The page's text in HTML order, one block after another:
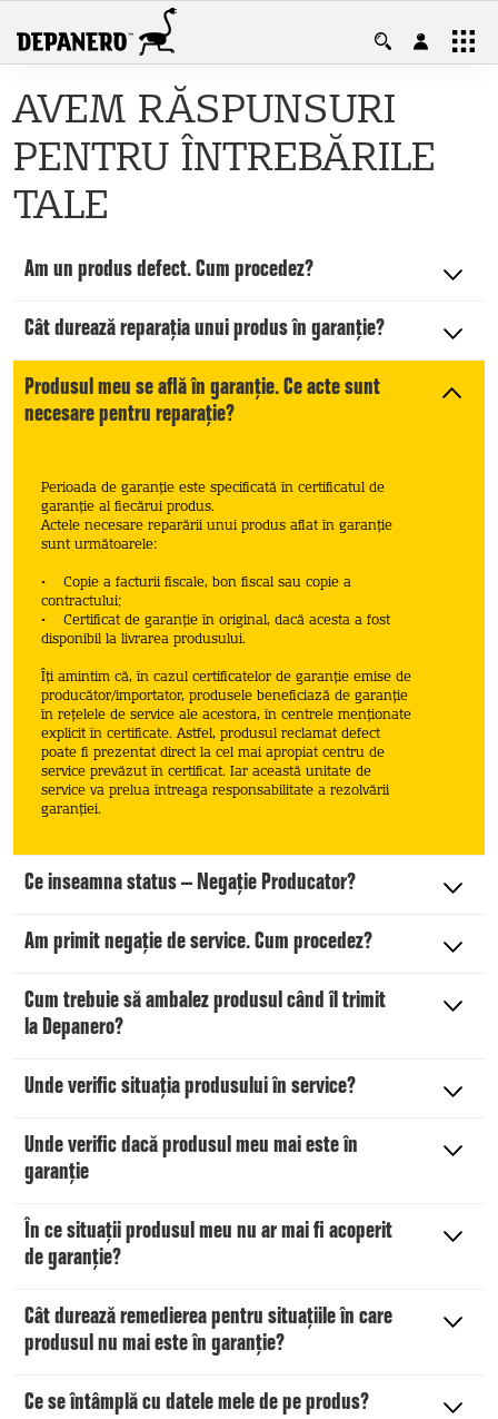
Contul tău, casa ta! Ai control total
asupra produselor și garanțiilor.
Intră în cont Cont nou
AVEM RĂSPUNSURI
PENTRU ÎNTREBĂRILE
TALE
Am un produs defect. Cum procedez?
Cât durează reparația unui produs în garanție?
Produsul meu se află în garanție. Ce acte sunt
necesare pentru reparație?
Perioada de garanție este specificată în certificatul de
garanție al fiecărui produs.
Actele necesare reparării unui produs aflat în garanţie
sunt următoarele:
• Copie a facturii fiscale, bon fiscal sau copie a
contractului;
• Certificat de garanţie în original, dacă acesta a fost
disponibil la livrarea produsului.
Îți amintim că, în cazul certificatelor de garanție emise de
producător/importator, produsele beneficiază de garanție
în rețelele de service ale acestora, în centrele menționate
explicit în certificate. Astfel, produsul reclamat defect
poate fi prezentat direct la cel mai apropiat centru de
service prevăzut în certificat. Iar această unitate de
service va prelua întreaga responsabilitate a rezolvării
garanției.
Ce inseamna status – Negație Producator?
Am primit negație de service. Cum procedez?
Cum trebuie să ambalez produsul când îl trimit
la Depanero?
Unde verific situația produsului în service?
Unde verific dacă produsul meu mai este în
garanție
În ce situații produsul meu nu ar mai fi acoperit
de garanție?
Cât durează remedierea pentru situațiile în care
produsul nu mai este în garanție?
Ce se întâmplă cu datele mele de pe produs?